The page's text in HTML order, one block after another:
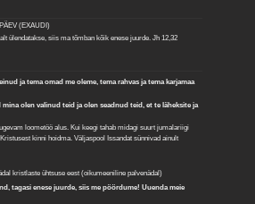
(EXAUDI)
ülendatakse, siis ma tõmban kõik enese juurde.Jh 12,32
ja tema omad me oleme, tema rahvas ja tema karjamaa
mina olen valinud teid ja olen seadnud teid, et te läheksite ja
loometöö alus. Kui keegi tahab midagi suurt jumalariigi
kinni hoidma. Väljaspool Issandat sünnivad ainult
kristlaste ühtsuse eest (oikumeeniline palvenädal)
tagasi enese juurde, siis me pöördume! Uuenda meie